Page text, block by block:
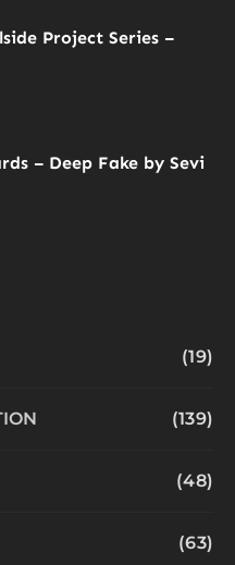
Project Series –
– Deep Fake by Sevi
(19)
(139)
(48)
(63)